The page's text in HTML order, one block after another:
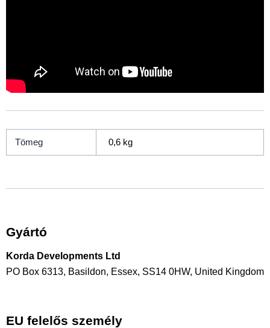
Tömeg 0,6 kg
Gyártó
Korda Developments Ltd
PO Box 6313, Basildon, Essex, SS14 0HW, United Kingdom
EU felelős személy